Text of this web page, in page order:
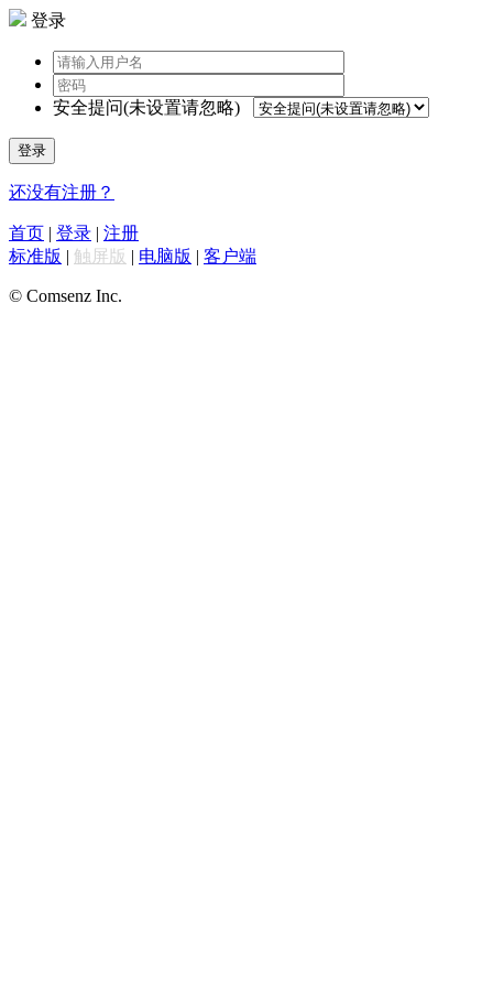
登录
安全提问(未设置请忽略)
登录
还没有注册？
首页 | 登录 | 注册
标准版 | 触屏版 | 电脑版 | 客户端
© Comsenz Inc.